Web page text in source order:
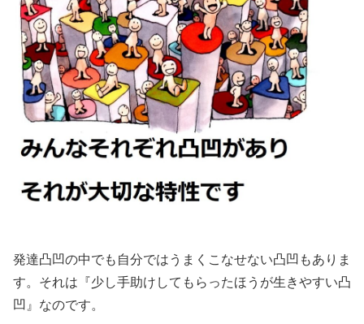
発達凸凹の中でも自分ではうまくこなせない凸凹もありま
す。それは『少し手助けしてもらったほうが生きやすい凸
凹』なのです。